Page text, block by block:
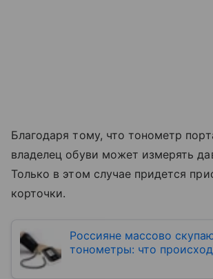
Благодаря тому, что тонометр
владелец обуви может измерять
Только в этом случае придется
корточки.
Россияне массово
тонометры: что